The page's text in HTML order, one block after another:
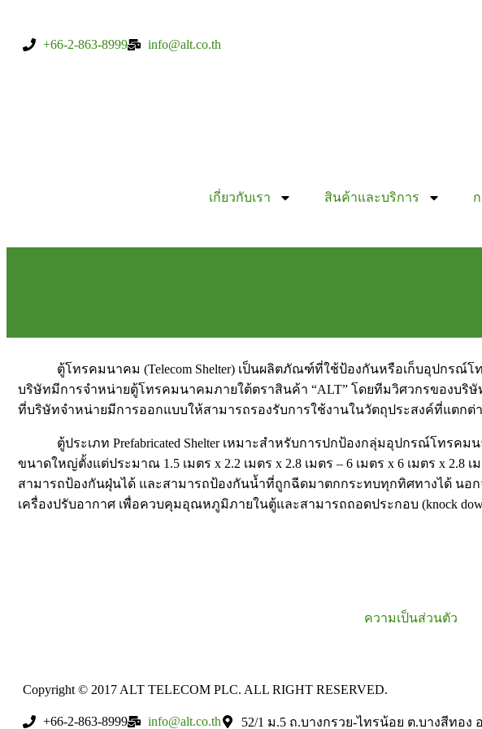
+66-2-863-8999 info@alt.co.th
เกี่ยวกับเรา สินค้าและบริการ
ตู้โทรคมนาคม (Telecom Shelter) เป็นผลิตภัณฑ์ที่ใช้ป้องกันหรือเก็บอุปกรณ์โ
บริษัทมีการจำหน่ายตู้โทรคมนาคมภายใต้ตราสินค้า “ALT” โดยทีมวิศวกรของบ
ที่บริษัทจำหน่ายมีการออกแบบให้สามารถรองรับการใช้งานในวัตถุประสงค์ที่แตกต่
ตู้ประเภท Prefabricated Shelter เหมาะสำหรับการปกป้องกลุ่มอุปกรณ์โทรคม
ขนาดใหญ่ตั้งแต่ประมาณ 1.5 เมตร x 2.2 เมตร x 2.8 เมตร – 6 เมตร x 6 เมตร x
สามารถป้องกันฝุ่นได้ และสามารถป้องกันน้ำที่ถูกฉีดมาตกกระทบทุกทิศทางได้ นอก
เครื่องปรับอากาศ เพื่อควบคุมอุณหภูมิภายในตู้และสามารถถอดประกอบ (knock
ความเป็นส่วนตัว
Copyright © 2017 ALT TELECOM PLC. ALL RIGHT RESERVED.
+66-2-863-8999 info@alt.co.th 52/1 ม.5 ถ.บางกรวย-ไทรน้อย ต.บางสีทอง